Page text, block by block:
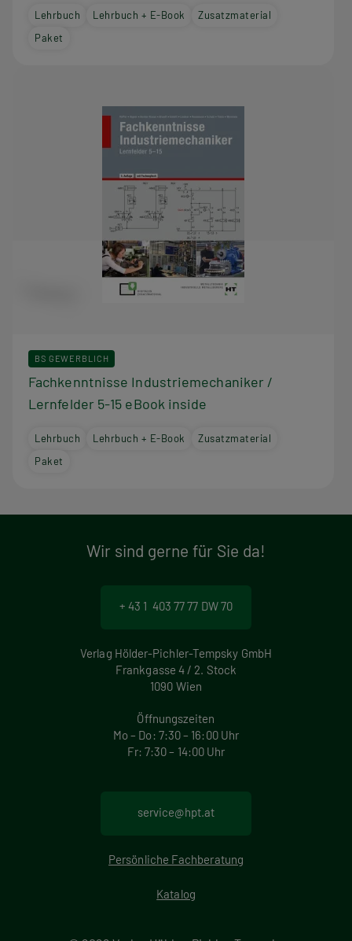
Lehrbuch Lehrbuch + E-Book
Zusatzmaterial
Paket
BS GEWERBLICH
Fachkenntnisse Industriemechaniker /
Lernfelder 5-15 eBook inside
Lehrbuch Lehrbuch + E-Book
Zusatzmaterial
Paket
Wir sind gerne für Sie da!
+ 43 1 403 77 77 DW 70
Verlag Hölder-Pichler-Tempsky GmbH
Frankgasse 4 / 2. Stock
1090 Wien
Öffnungszeiten
Mo – Do: 7:30 – 16:00 Uhr
Fr: 7:30 – 14:00 Uhr
service@hpt.at
Persönliche Fachberatung
Katalog